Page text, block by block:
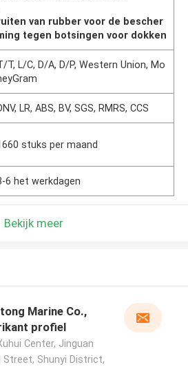
van rubber voor de bescher
tegen botsingen voor dokken
T, L/C, D/A, D/P, Western Union, Mo
LR, ABS, BV, SGS, RMRS, CCS
stuks per maand
6 het werkdagen
Bekijk meer
Marine Co.,
profiel
Center, Jinguan
Street, Shunyi District,